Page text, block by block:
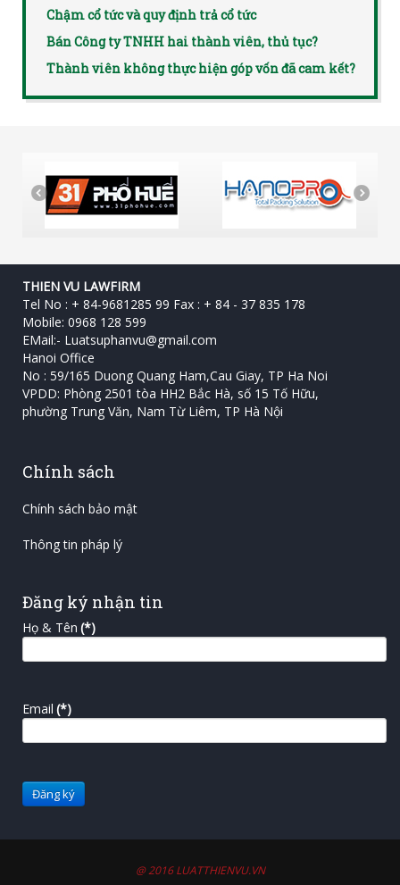
Chậm cổ tức và quy định trả cổ tức
Bán Công ty TNHH hai thành viên, thủ tục?
Thành viên không thực hiện góp vốn đã cam kết?
THIEN VU LAWFIRM
Tel No : + 84-9681285 99 Fax : + 84 - 37 835 178
Mobile: 0968 128 599
EMail:- Luatsuphanvu@gmail.com
Hanoi Office
No : 59/165 Duong Quang Ham,Cau Giay, TP Ha Noi
VPDD: Phòng 2501 tòa HH2 Bắc Hà, số 15 Tố Hữu, ‎
phường Trung Văn, Nam Từ Liêm, TP Hà Nội
Chính sách
Chính sách bảo mật
Thông tin pháp lý
Đăng ký nhận tin
Họ & Tên (*)
Email (*)
@ 2016 LUATTHIENVU.VN